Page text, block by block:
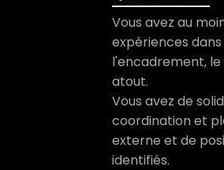
Vous avez au
expériences
l'encadrement,
atout.
Vous avez de
coordination et
externe et de
identifiés.